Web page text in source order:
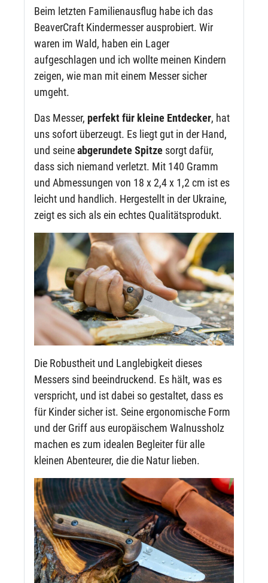
Beim letzten Familienausflug habe ich das
BeaverCraft Kindermesser ausprobiert. Wir
waren im Wald, haben ein Lager
aufgeschlagen und ich wollte meinen Kindern
zeigen, wie man mit einem Messer sicher
umgeht.
Das Messer, perfekt für kleine Entdecker, hat
uns sofort überzeugt. Es liegt gut in der Hand,
und seineabgerundete Spitze sorgt dafür,
dass sich niemand verletzt. Mit 140 Gramm
und Abmessungen von 18 x 2,4 x 1,2 cm ist es
leicht und handlich. Hergestellt in der Ukraine,
zeigt es sich als ein echtes Qualitätsprodukt.
Die Robustheit und Langlebigkeit dieses
Messers sind beeindruckend. Es hält, was es
verspricht, und ist dabei so gestaltet, dass es
für Kinder sicher ist. Seine ergonomische Form
und der Griff aus europäischem Walnussholz
machen es zum idealen Begleiter für alle
kleinen Abenteurer, die die Natur lieben.